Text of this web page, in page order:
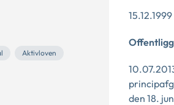
Aktivloven
15.12.1999
den 18.